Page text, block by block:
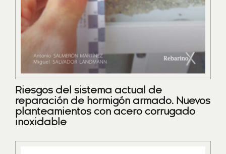
Riesgos del sistema actual de
reparación de hormigón armado. Nuevos
planteamientos con acero corrugado
inoxidable